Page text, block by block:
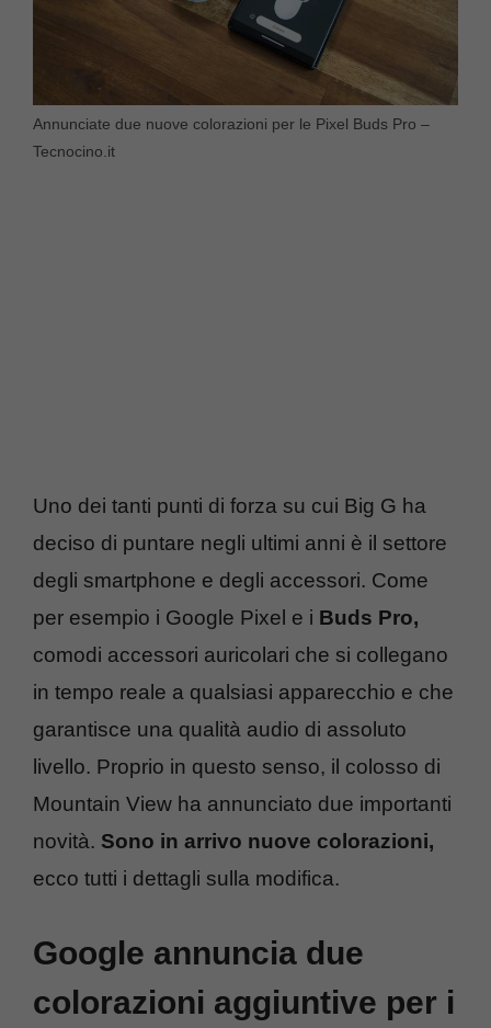
Annunciate due nuove colorazioni per le Pixel Buds Pro –
Tecnocino.it
Uno dei tanti punti di forza su cui Big G ha
deciso di puntare negli ultimi anni è il settore
degli smartphone e degli accessori. Come
per esempio i Google Pixel e i Buds Pro,
comodi accessori auricolari che si collegano
in tempo reale a qualsiasi apparecchio e che
garantisce una qualità audio di assoluto
livello. Proprio in questo senso, il colosso di
Mountain View ha annunciato due importanti
novità. Sono in arrivo nuove colorazioni,
ecco tutti i dettagli sulla modifica.
Google annuncia due
colorazioni aggiuntive per i